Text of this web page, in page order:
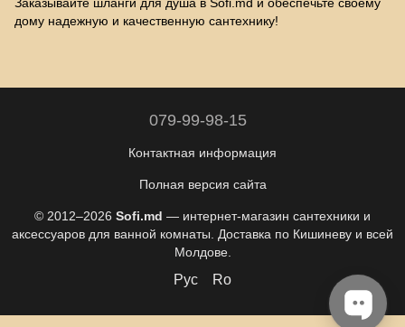
дому надежную и качественную сантехнику!
079-99-98-15
Контактная информация
Полная версия сайта
© 2012–2026 Sofi.md — интернет-магазин сантехники и
аксессуаров для ванной комнаты. Доставка по Кишиневу и всей
Молдове.
Рус Ro